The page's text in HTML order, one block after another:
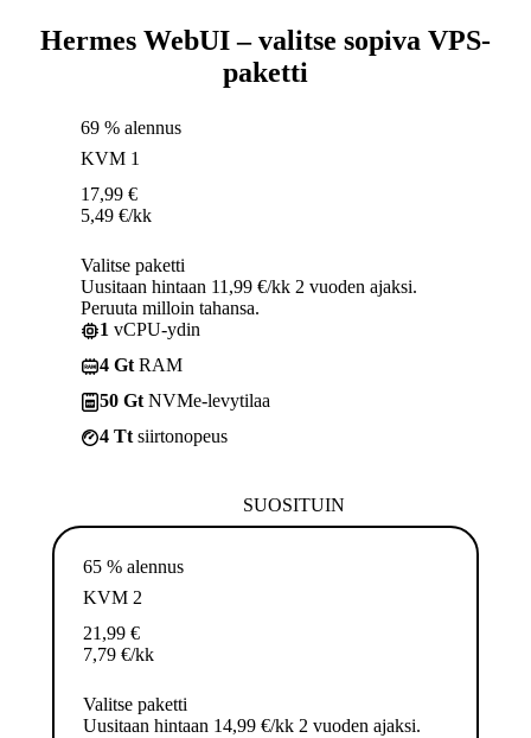
Hermes WebUI – valitse sopiva VPS-
paketti
69 % alennus
KVM 1
17,99 €
5,49 €/kk
Valitse paketti
Uusitaan hintaan 11,99 €/kk 2 vuoden ajaksi.
Peruuta milloin tahansa.
1 vCPU-ydin
4 Gt RAM
50 Gt NVMe-levytilaa
4 Tt siirtonopeus
SUOSITUIN
65 % alennus
KVM 2
21,99 €
7,79 €/kk
Valitse paketti
Uusitaan hintaan 14,99 €/kk 2 vuoden ajaksi.